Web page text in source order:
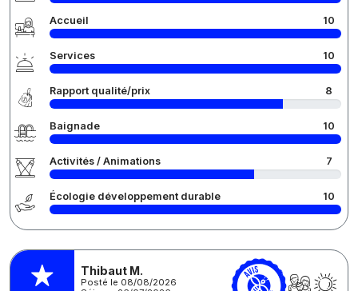
Accueil 10
Services 10
Rapport qualité/prix 8
Baignade 10
Activités / Animations 7
Écologie développement durable 10
Thibaut M.
Posté le 08/08/2026